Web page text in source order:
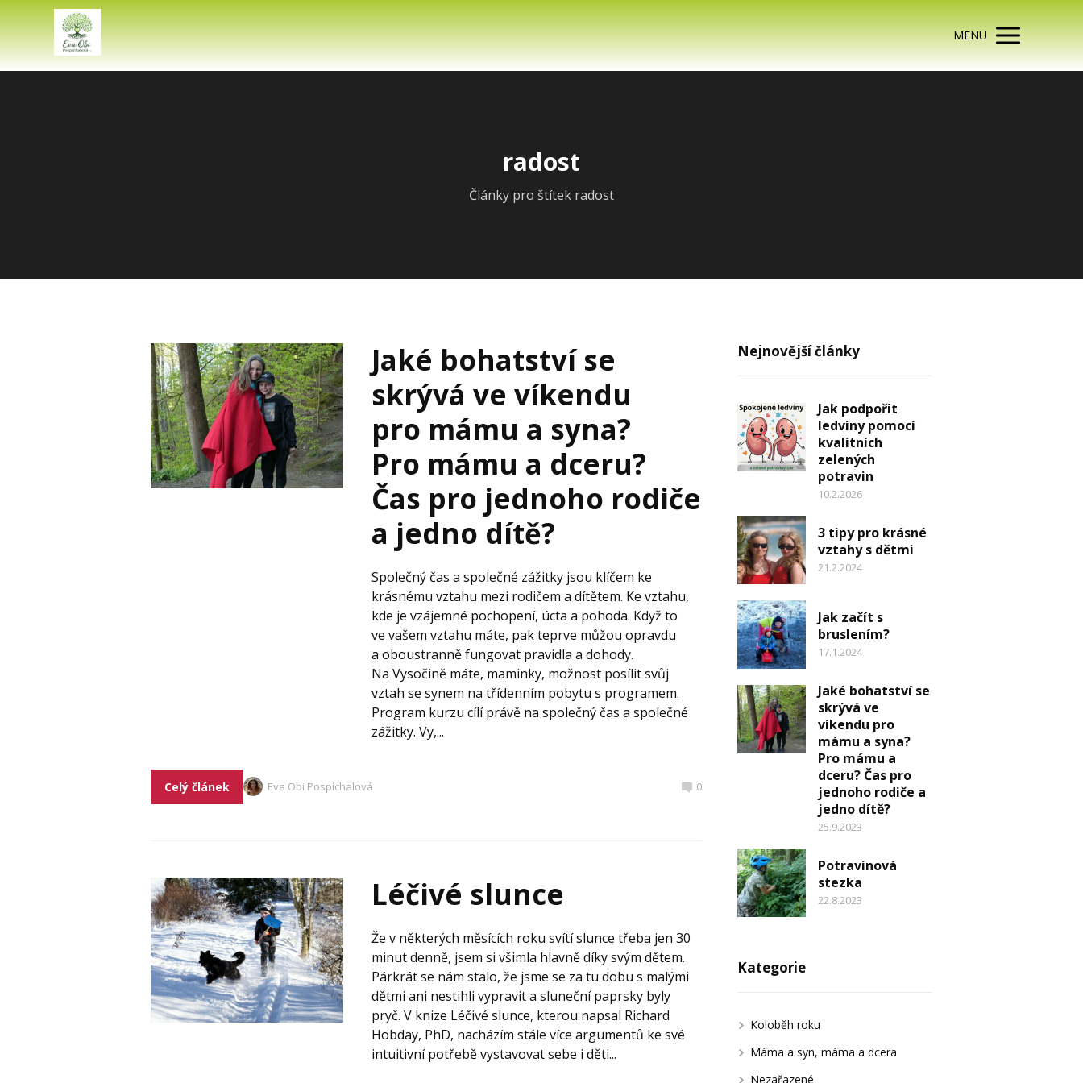
MENU
radost
Články pro štítek radost
Jaké bohatství se
skrývá ve víkendu
pro mámu a syna?
Pro mámu a dceru?
Čas pro jednoho rodiče
a jedno dítě?
Společný čas a společné zážitky jsou klíčem ke
krásnému vztahu mezi rodičem a dítětem. Ke vztahu,
kde je vzájemné pochopení, úcta a pohoda. Když to
ve vašem vztahu máte, pak teprve můžou opravdu
a oboustranně fungovat pravidla a dohody.
Na Vysočině máte, maminky, možnost posílit svůj
vztah se synem na třídenním pobytu s programem.
Program kurzu cílí právě na společný čas a společné
zážitky. Vy,...
Celý článek Eva Obi Pospíchalová 0
Léčivé slunce
Že v některých měsících roku svítí slunce třeba jen 30
minut denně, jsem si všimla hlavně díky svým dětem.
Párkrát se nám stalo, že jsme se za tu dobu s malými
dětmi ani nestihli vypravit a sluneční paprsky byly
pryč. V knize Léčivé slunce, kterou napsal Richard
Hobday, PhD, nacházím stále více argumentů ke své
intuitivní potřebě vystavovat sebe i děti...
Nejnovější články
Jak podpořit
ledviny pomocí
kvalitních
zelených
potravin
10.2.2026
3 tipy pro krásné
vztahy s dětmi
21.2.2024
Jak začít s
bruslením?
17.1.2024
Jaké bohatství se
skrývá ve
víkendu pro
mámu a syna?
Pro mámu a
dceru? Čas pro
jednoho rodiče a
jedno dítě?
25.9.2023
Potravinová
stezka
22.8.2023
Kategorie
Koloběh roku
Máma a syn, máma a dcera
Nezařazené